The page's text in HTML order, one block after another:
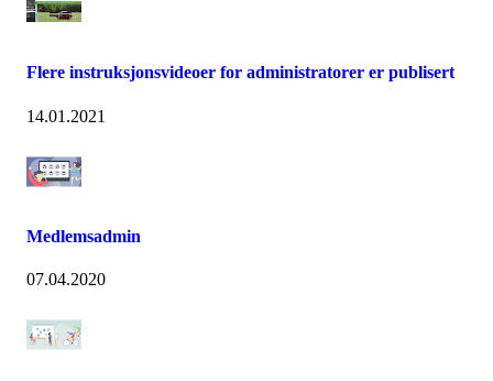
Flere instruksjonsvideoer for administratorer er publisert
14.01.2021
Medlemsadmin
07.04.2020